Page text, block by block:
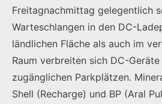
Freitagnachmittag gelegentlich
Warteschlangen in den DC-
ländlichen Fläche als auch im
Raum verbreiten sich DC-
zugänglichen Parkplätzen.
Shell (Recharge) und BP (Aral